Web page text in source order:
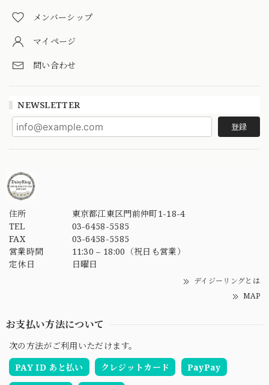
メンバーシップ
マイページ
問い合わせ
NEWSLETTER
登録
住所
東京都江東区門前仲町1-18-4
TEL
03-6458-5585
FAX
03-6458-5585
営業時間
11:30 – 18:00（祝日も営業）
定休日
日曜日
デイジーリングとは
MAP
お支払い方法について
次の方法がご利用いただけます。
PAY ID あと払い
クレジットカード PayPay